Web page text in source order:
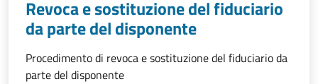
Revoca e sostituzione del fiduciario
da parte del disponente
Procedimento di revoca e sostituzione del fiduciario da
parte del disponente